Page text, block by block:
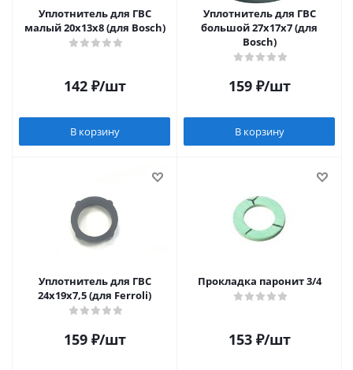
Уплотнитель для ГВС
малый 20x13x8 (для Bosch)
142₽/шт
В корзину
Уплотнитель для ГВС
большой 27x17x7 (для
Bosch)
159₽/шт
В корзину
Уплотнитель для ГВС
24x19x7,5 (для Ferroli)
159₽/шт
Прокладка паронит 3/4
153₽/шт